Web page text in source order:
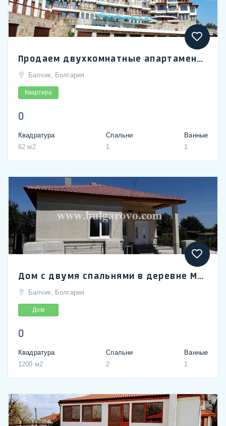
Продаем двухкомнатные апартаменты на море в Болгарии г. Балчик в комплексе Garden Palace
Балчик, Болгария
Квартира
0
Квадратура
62 м2
Спальни
1
Ванные
1
Дом с двумя спальнями в деревне Малина, область Добрич
Балчик, Болгария
Дом
0
Квадратура
1200 м2
Спальни
2
Ванные
1